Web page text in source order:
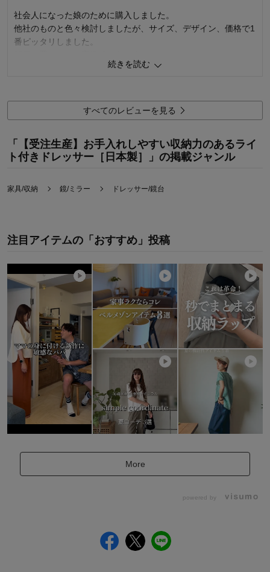
購入商品：
ホワイト, 109
購入のきっかけ：
商品を使う人：
自分
社会人になった娘のために購入しました。
他社のものと色々検討しましたが、サイズ、デザイン、価格で1
番ピッタリしました。
ただ、コンセントは右側にあった方が便利だと思いました。
価格
3.0
使用感・使いやすさ
3.0
デザイン・色
4.0
使用場所： 子供部屋
続きを読む
すべてのレビューを見る
「【受注生産】お手入れしやすい収納力のあるライ
ト付きドレッサー［日本製］」の掲載ジャンル
家具/収納 鏡/ミラー ドレッサー/鏡台
注目アイテムの「おすすめ」投稿
More
powered by